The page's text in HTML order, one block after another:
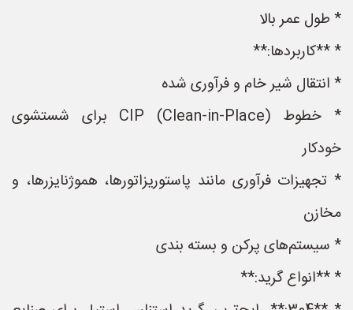
* طول عمر بالا
* **کاربردها:**
* انتقال شیر خام و فرآوری شده
* خطوط CIP (Clean-in-Place) برای شستشوی
خودکار
* تجهیزات فرآوری مانند پاستوریزاتورها، هموژنایزرها، و
مخازن
* سیستم‌های پرکن و بسته بندی
* **انواع گرید:**